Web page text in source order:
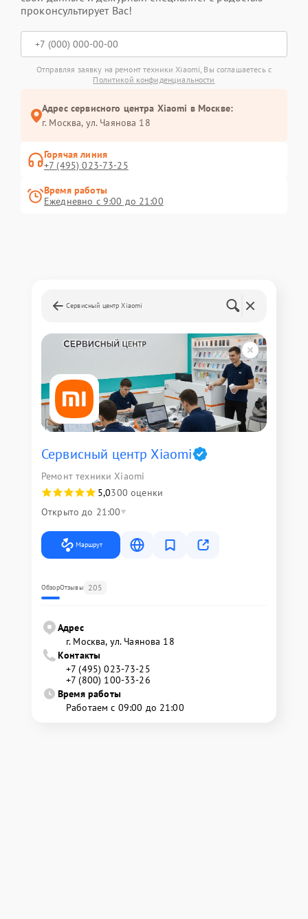
проконсультирует Вас!
Отправляя заявку на ремонт техники Xiaomi, Вы соглашаетесь с
Политикой конфиденциальности
Адрес сервисного центра Xiaomi в Москве:
г. Москва, ул. Чаянова 18
Горячая линия
+7 (495) 023-73-25
Время работы
Ежедневно с 9:00 до 21:00
Сервисный центр Xiaomi
Сервисный центр Xiaomi
Ремонт техники Xiaomi
5,0300 оценки
Открыто до 21:00
Маршрут
ОбзорОтзывы 205
Адрес
г. Москва, ул. Чаянова 18
Контакты
+7 (495) 023-73-25
+7 (800) 100-33-26
Время работы
Работаем с 09:00 до 21:00